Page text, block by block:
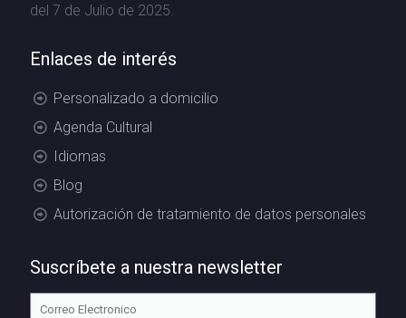
del 7 de Julio de 2025.
Enlaces de interés
Personalizado a domicilio
Agenda Cultural
Idiomas
Blog
Autorización de tratamiento de datos personales
Suscríbete a nuestra newsletter